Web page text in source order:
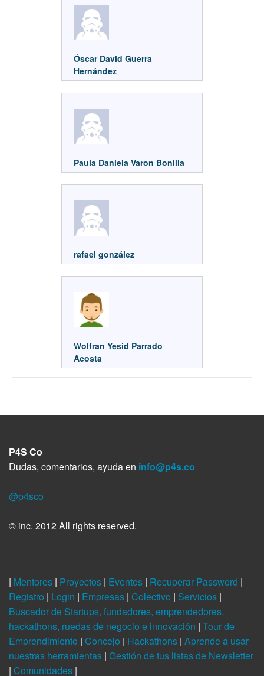
Óscar David Guerra
Hernández
Paula Daniela Varon Bonilla
rafael gonzález
Wolfran Yesid Parrado
Acosta
P4S Co
Dudas, comentarios, ayuda en info@p4s.co
@p4sco
© inc. 2012 All rights reserved.
| Mentores | Proyectos | Eventos | Recuperar Password |
Registro | Login | Empresas | Colectivo | Servicios |
Buscador de Startups, fundadores, emprendedores,
hackathons, ruedas de negocio e innovación | Tour de
Emprendimiento | Concejo | Hackathons | Aprende a usar
nuestras herramientas | Gestión de tus listas de Newsletter
| Comunidades |